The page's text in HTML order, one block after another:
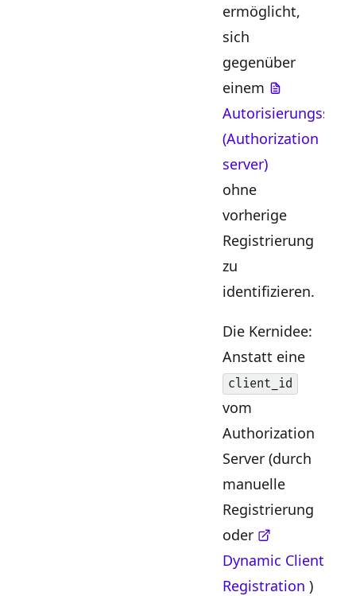
ermöglicht,
sich
gegenüber
einem
(Authorization
server)
ohne
vorherige
Registrierung
zu
identifizieren.
Die Kernidee:
Anstatt eine
client_id
vom
Authorization
Server (durch
manuelle
Registrierung
oder
Dynamic Client
Registration )